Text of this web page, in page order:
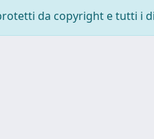
da copyright e tutti i